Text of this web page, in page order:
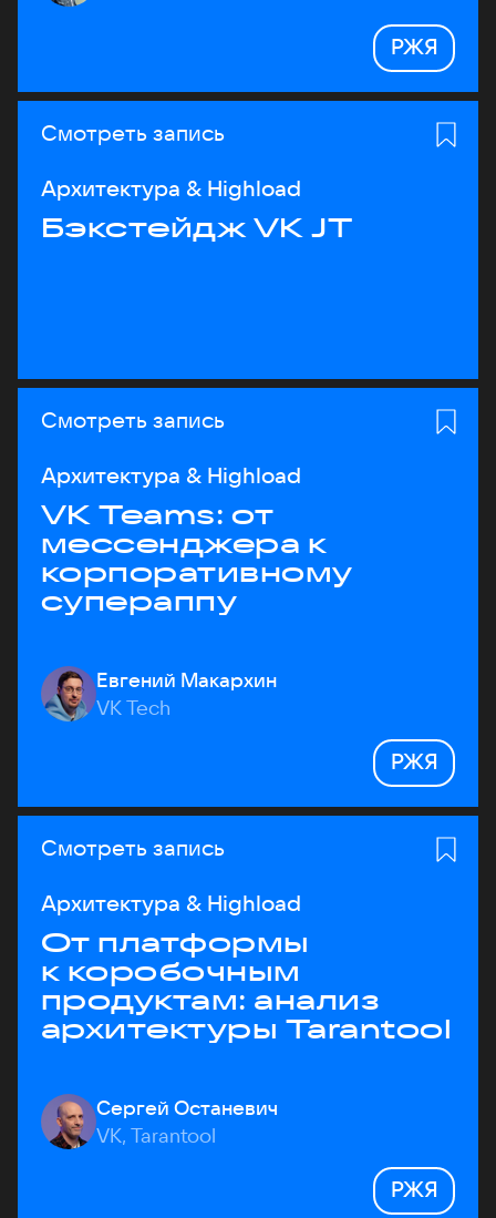
РЖЯ
Смотреть запись
Архитектура & Highload
Бэкстейдж VK JT
Смотреть запись
Архитектура & Highload
VK Teams: от
мессенджера к
корпоративному
супераппу
Евгений Макархин
VK Tech
РЖЯ
Смотреть запись
Архитектура & Highload
От платформы
к коробочным
продуктам: анализ
архитектуры Tarantool
Сергей Останевич
VK, Tarantool
РЖЯ